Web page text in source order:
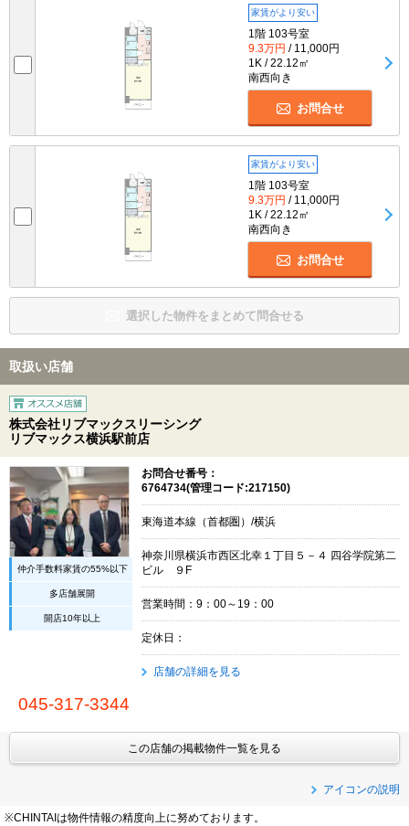
家賃がより安い
1階 103号室
9.3万円 / 11,000円
1K / 22.12㎡
南西向き
お問合せ
家賃がより安い
1階 103号室
9.3万円 / 11,000円
1K / 22.12㎡
南西向き
お問合せ
選択した物件をまとめて問合せる
取扱い店舗
株式会社リブマックスリーシング
リブマックス横浜駅前店
仲介手数料家賃の55%以下
多店舗展開
開店10年以上
お問合せ番号：
6764734(管理コード:217150)
東海道本線（首都圏）/横浜
神奈川県横浜市西区北幸１丁目５－４ 四谷学院第二
ビル ９F
営業時間：9：00～19：00
定休日：
店舗の詳細を見る
045-317-3344
この店舗の掲載物件一覧を見る
アイコンの説明
※CHINTAIは物件情報の精度向上に努めております。